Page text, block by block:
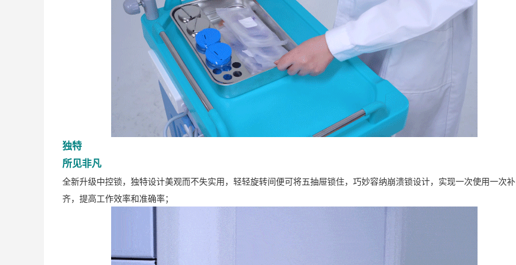
独特
所见非凡
全新升级中控锁，独特设计美观而不失实用，轻轻旋转间便可将五抽屉锁住，巧妙容纳崩溃锁设计，实现一次使用一次补
齐，提高工作效率和准确率；